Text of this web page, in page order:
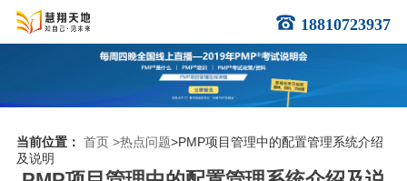
18810723937
当前位置： 首页 >热点问题>PMP项目管理中的配置管理系统介绍
及说明